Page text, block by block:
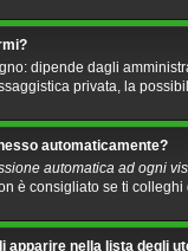
dipende dagli
privata, la
automaticamente?
automatica ad ogni
è consigliato se ti
apparire nella lista degli